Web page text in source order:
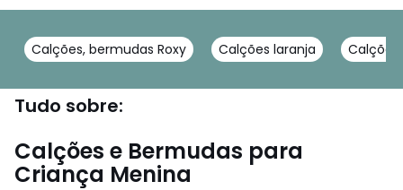
Calções, bermudas Roxy Calções laranja
Tudo sobre:
Calções e Bermudas para
Criança Menina